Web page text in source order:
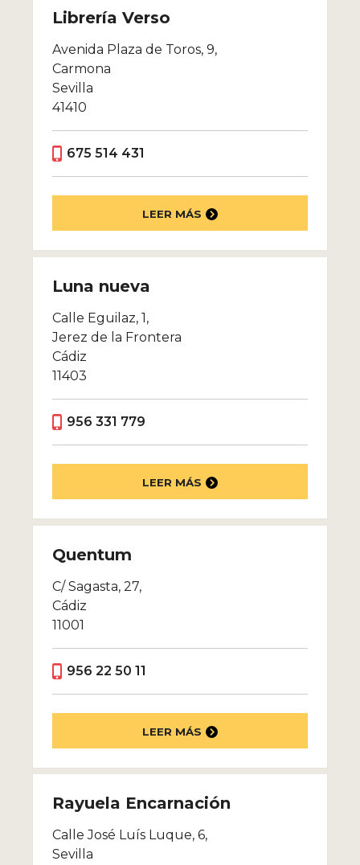
Librería Verso
Avenida Plaza de Toros, 9,
Carmona
Sevilla
41410
675 514 431
LEER MÁS
Luna nueva
Calle Eguilaz, 1,
Jerez de la Frontera
Cádiz
11403
956 331 779
LEER MÁS
Quentum
C/ Sagasta, 27,
Cádiz
11001
956 22 50 11
LEER MÁS
Rayuela Encarnación
Calle José Luís Luque, 6,
Sevilla